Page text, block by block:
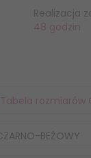
Realizacja
48 godzin
Tabela rozmiarów